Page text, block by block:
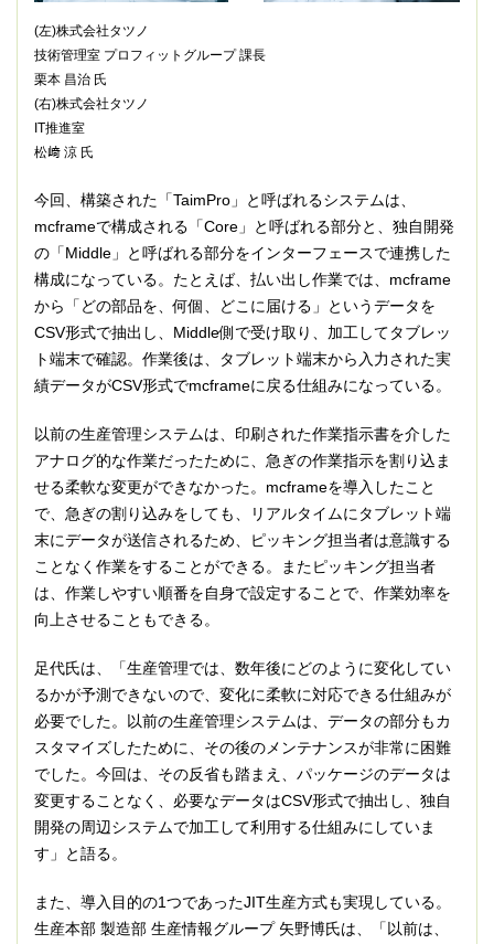
(左)株式会社タツノ
技術管理室 プロフィットグループ 課長
栗本 昌治 氏
(右)株式会社タツノ
IT推進室
松﨑 涼 氏
今回、構築された「TaimPro」と呼ばれるシステムは、
mcframeで構成される「Core」と呼ばれる部分と、独自開発
の「Middle」と呼ばれる部分をインターフェースで連携した
構成になっている。たとえば、払い出し作業では、mcframe
から「どの部品を、何個、どこに届ける」というデータを
CSV形式で抽出し、Middle側で受け取り、加工してタブレッ
ト端末で確認。作業後は、タブレット端末から入力された実
績データがCSV形式でmcframeに戻る仕組みになっている。
以前の生産管理システムは、印刷された作業指示書を介した
アナログ的な作業だったために、急ぎの作業指示を割り込ま
せる柔軟な変更ができなかった。mcframeを導入したこと
で、急ぎの割り込みをしても、リアルタイムにタブレット端
末にデータが送信されるため、ピッキング担当者は意識する
ことなく作業をすることができる。またピッキング担当者
は、作業しやすい順番を自身で設定することで、作業効率を
向上させることもできる。
足代氏は、「生産管理では、数年後にどのように変化してい
るかが予測できないので、変化に柔軟に対応できる仕組みが
必要でした。以前の生産管理システムは、データの部分もカ
スタマイズしたために、その後のメンテナンスが非常に困難
でした。今回は、その反省も踏まえ、パッケージのデータは
変更することなく、必要なデータはCSV形式で抽出し、独自
開発の周辺システムで加工して利用する仕組みにしていま
す」と語る。
また、導入目的の1つであったJIT生産方式も実現している。
生産本部 製造部 生産情報グループ 矢野博氏は、「以前は、